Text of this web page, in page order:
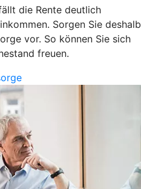
die Rente deutlich
Sorgen Sie deshalb
vor. So können Sie sich
freuen.